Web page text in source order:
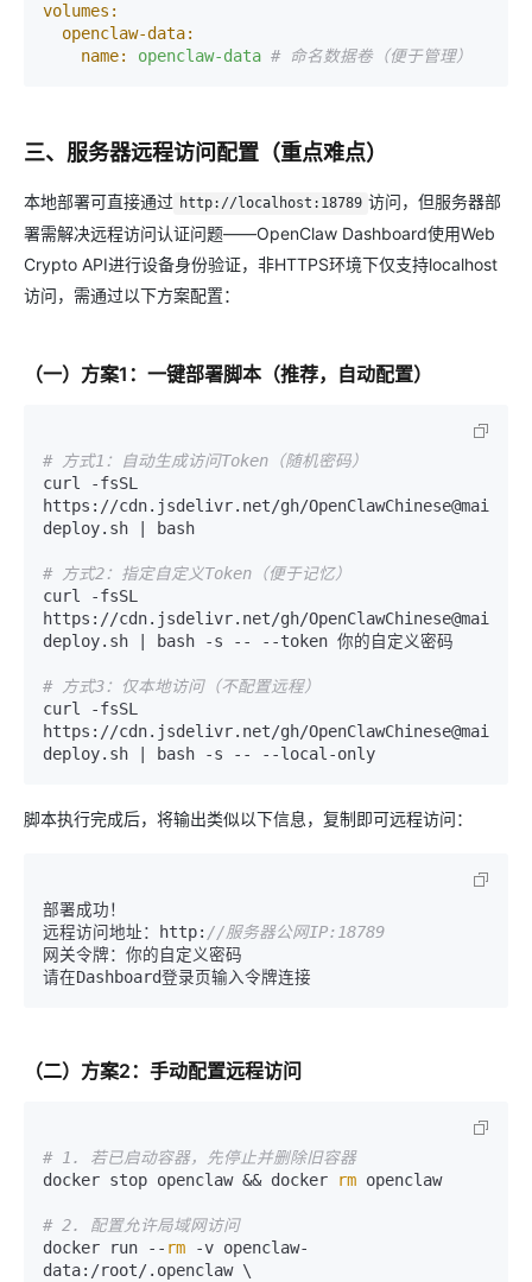
volumes:
openclaw-data:
name:
openclaw-data # 命名数据卷（便于管理）
三、服务器远程访问配置（重点难点）
本地部署可直接通过 http://localhost:18789 访问，但服务器部
署需解决远程访问认证问题——OpenClaw Dashboard使用Web
Crypto API进行设备身份验证，非HTTPS环境下仅支持localhost
访问，需通过以下方案配置：
（一）方案1：一键部署脚本（推荐，自动配置）
# 方式1：自动生成访问Token（随机密码）
curl -fsSL
https://cdn.jsdelivr.net/gh/OpenClawChinese@main/
deploy.sh | bash
# 方式2：指定自定义Token（便于记忆）
curl -fsSL
https://cdn.jsdelivr.net/gh/OpenClawChinese@main/
deploy.sh | bash -s -- --token 你的自定义密码
# 方式3：仅本地访问（不配置远程）
curl -fsSL
https://cdn.jsdelivr.net/gh/OpenClawChinese@main/
脚本执行完成后，将输出类似以下信息，复制即可远程访问：
部署成功！
远程访问地址：http: //服务器公网IP:18789
网关令牌：你的自定义密码
（二）方案2：手动配置远程访问
# 1. 若已启动容器，先停止并删除旧容器
docker stop openclaw && docker
rm openclaw
# 2. 配置允许局域网访问
docker run -- rm -v openclaw-
data:/root/.openclaw \